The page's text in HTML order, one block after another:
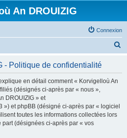
An DROUIZIG
Connexion
- Politique de confidentialité
en détail comment « Korvigelloù An
(désignés ci-après par « nous »,
DROUIZIG » et
») et phpBB (désigné ci-après par « logiciel
toutes les informations collectées lors
part (désignées ci-après par « vos